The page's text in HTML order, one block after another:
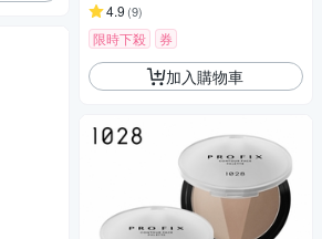
4.9 (9)
限時下殺 券
加入購物車